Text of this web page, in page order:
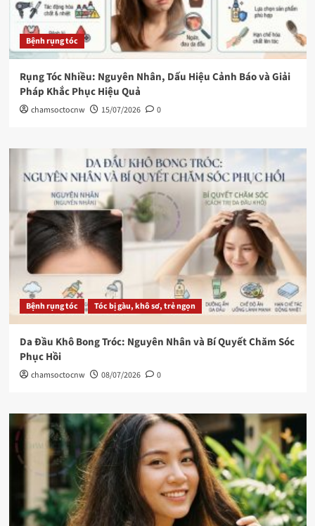
Bệnh rụng tóc
Rụng Tóc Nhiều: Nguyên Nhân, Dấu Hiệu Cảnh Báo và Giải
Pháp Khắc Phục Hiệu Quả
chamsoctocnw 15/07/2026 0
Bệnh rụng tóc Tóc bị gàu, khô sơ, trẻ ngọn
Da Đầu Khô Bong Tróc: Nguyên Nhân và Bí Quyết Chăm Sóc
Phục Hồi
chamsoctocnw 08/07/2026 0